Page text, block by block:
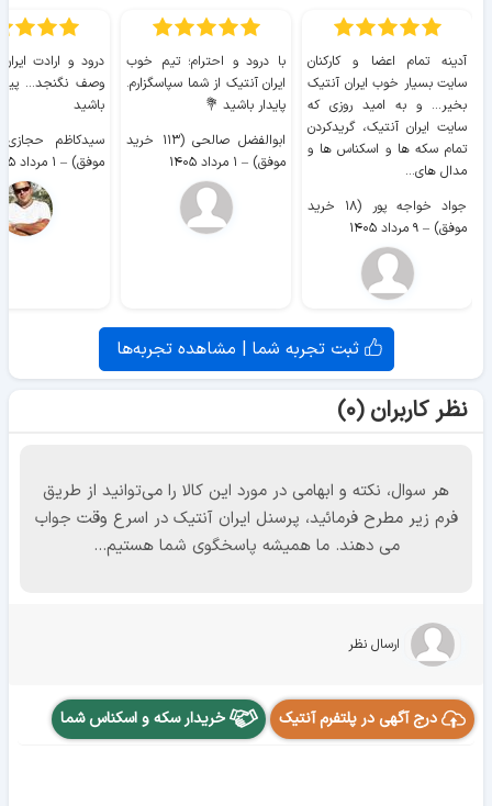
آدینه تمام اعضا و کارکنان
سایت بسیار خوب ايران آنتیک
بخیر... و به امید روزی که
سایت ايران آنتیک، گریدکردن
تمام سکه ها و اسکناس ها و
مدال های...
جواد خواجه پور (۱۸ خرید
موفق) – ۹ مرداد ۱۴۰۵
با درود و احترام؛ تیم خوب
ایران آنتیک از شما سپاسگزارم.
پایدار باشید 💐
ابوالفضل صالحی (۱۱۳ خرید
موفق) – ۱ مرداد ۱۴۰۵
درود و ارادت
وصف نگنجد...
باشید
موفق) – ۱ مرداد ۱۴۰۵
ثبت تجربه شما | مشاهده تجربه‌ها
نظر کاربران (۰)
هر سوال، نکته و ابهامی در مورد این کالا را می‌توانید از طریق
فرم زیر مطرح فرمائید، پرسنل ایران آنتیک در اسرع وقت جواب
می دهند. ما همیشه پاسخگوی شما هستیم...
ارسال نظر
درج آگهی در پلتفرم آنتیک خریدار سکه و اسکناس شما